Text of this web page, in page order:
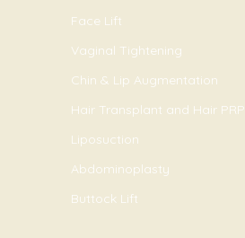
Face Lift
Vaginal Tightening
Chin & Lip Augmentation
Hair Transplant and Hair PRP
Liposuction
Abdominoplasty
Buttock Lift